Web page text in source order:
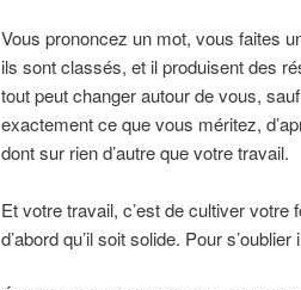
Vous prononcez un mot, vous faites
ils sont classés, et il produisent des
tout peut changer autour de vous,
exactement ce que vous méritez,
dont sur rien d’autre que votre travail.
Et votre travail, c’est de cultiver
d’abord qu’il soit solide. Pour